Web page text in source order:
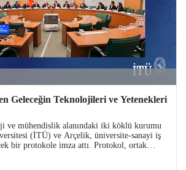
Geleceğin Teknolojileri ve Yetenekleri
ve mühendislik alanındaki iki köklü kurumu
(İTÜ) ve Arçelik, üniversite-sanayi iş
bir protokole imza attı. Protokol, ortak
ve yenilikçi teknolojilerin transferinin yanı
gelişim programları, bitirme projeleri ve